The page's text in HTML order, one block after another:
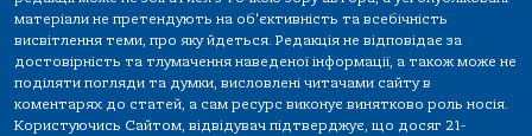
матеріали не претендують на об'єктивність та всебічність
висвітлення теми, про яку йдеться. Редакція не відповідає за
достовірність та тлумачення наведеної інформації, а також може не
поділяти погляди та думки, висловлені читачами сайту в
коментарях до статей, а сам ресурс виконує винятково роль носія.
Користуючись Сайтом, відвідувач підтверджує, що досяг 21-